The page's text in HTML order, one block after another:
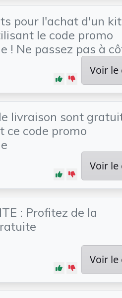
pour l'achat d'un kit
le code promo
! Ne passez pas à
Voir le
livraison sont
ce code promo
Voir le
: Profitez de la
Voir le